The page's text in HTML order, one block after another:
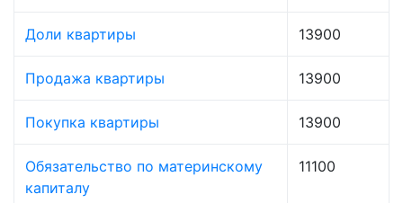
Доли квартиры 13900
Продажа квартиры 13900
Покупка квартиры 13900
Обязательство по материнскому
капиталу
11100